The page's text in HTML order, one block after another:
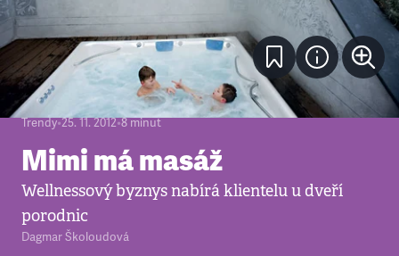
Trendy•25. 11. 2012•8 minut
Mimi má masáž
Wellnessový byznys nabírá klientelu u dveří
porodnic
Dagmar Školoudová